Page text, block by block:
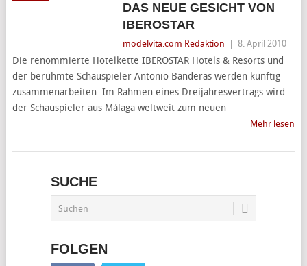
DAS NEUE GESICHT VON
IBEROSTAR
modelvita.com Redaktion 8. April 2010
Die renommierte Hotelkette IBEROSTAR Hotels & Resorts und
der berühmte Schauspieler Antonio Banderas werden künftig
zusammenarbeiten. Im Rahmen eines Dreijahresvertrags wird
der Schauspieler aus Málaga weltweit zum neuen
Mehr lesen
SUCHE
FOLGEN